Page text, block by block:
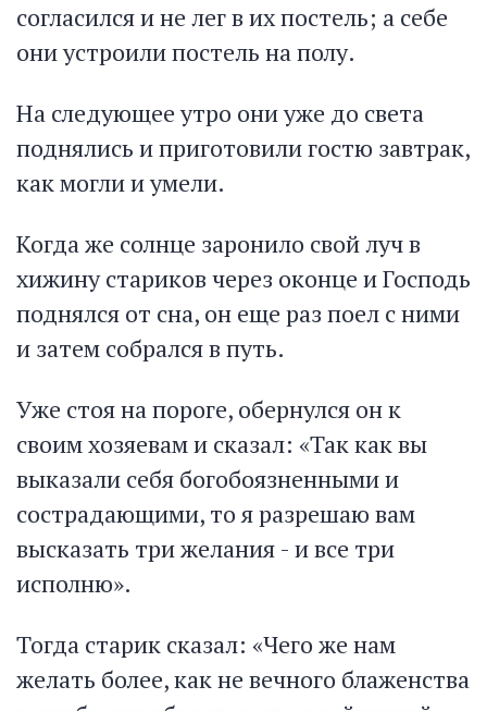
согласился и не лег в их постель; а себе
они устроили постель на полу.
На следующее утро они уже до света
поднялись и приготовили гостю завтрак,
как могли и умели.
Когда же солнце заронило свой луч в
хижину стариков через оконце и Господь
поднялся от сна, он еще раз поел с ними
и затем собрался в путь.
Уже стоя на пороге, обернулся он к
своим хозяевам и сказал: «Так как вы
выказали себя богобоязненными и
сострадающими, то я разрешаю вам
высказать три желания - и все три
исполню».
Тогда старик сказал: «Чего же нам
желать более, как не вечного блаженства